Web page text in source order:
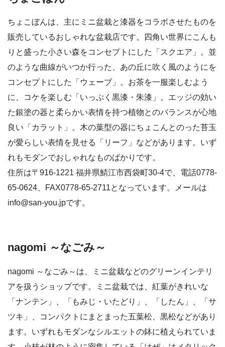
ちょこぼんは、主にミニ盆栽と漆器をコラボさせたものを
販売しているおしゃれな盆栽店です。四角い世界にこんも
りと盛った小さい森をコンセプトにした「スクエア」。並
のような曲線がいつか行った、あの丘に吹く風のようにを
コンセプトにした「ウェーブ」。お茶を一服楽しむよう
に、コケを楽しむ「いっぷく黒漆・朱漆」。エッジの効い
た銀塗の器と柔らかい表情を持つ植物とのバランスが心地
良い「カラット」。木の葉型の器にちょこんとのった苔玉
が愛らしい表情を見せる「リーフ」などがあります。いず
れもモダンでおしゃれなものばかりです。
住所は〒916-1221 福井県鯖江市西袋町30-4で、電話0778-
65-0624、FAX0778-65-2711となっています。メールは
info@san-you.jpです。
nagomi ～なごみ～
nagomi ～なごみ～は、ミニ盆栽などのグリーンインテリ
アを扱うショップです。ミニ盆栽では、紅葉がきれいな
「ナンテン」、「もみじ・いたどり」、「したん」、「サ
ツキ」、コンパクトにまとまった五葉松、黒松などがあり
ます。いずれもモダンなシルエットの鉢に植えられていま